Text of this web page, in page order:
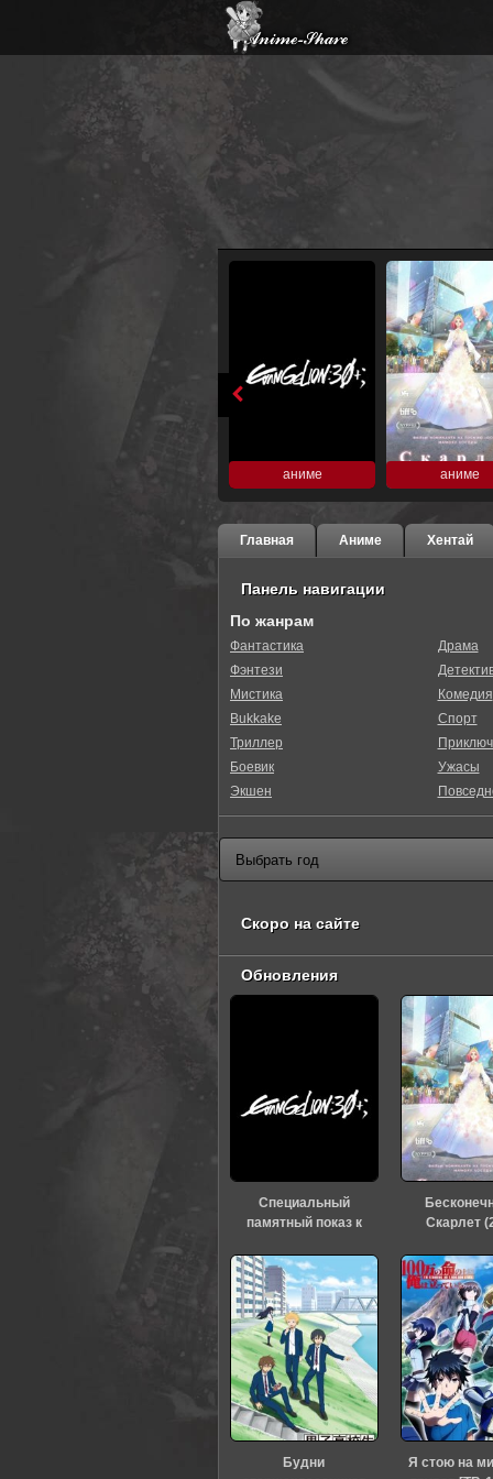
аниме аниме
Главная Аниме Хентай
Панель навигации
По жанрам
Фантастика
Фэнтези
Мистика
Bukkake
Триллер
Боевик
Экшен
Драма
Комедия
Спорт
Ужасы
Скоро на сайте
Обновления
Специальный
памятный показ к
«Евангелиона» (2026)
Скарлет
Будни
Я стою на